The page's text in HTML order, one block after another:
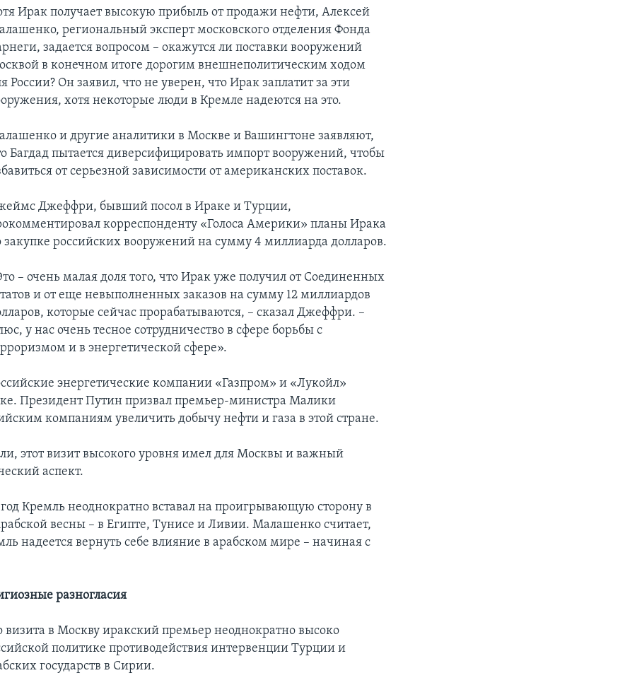
Ирак получает высокую прибыль от продажи нефти, Алексей
региональный эксперт московского отделения Фонда
задается вопросом – окажутся ли поставки вооружений
в конечном итоге дорогим внешнеполитическим ходом
России? Он заявил, что не уверен, что Ирак заплатит за эти
хотя некоторые люди в Кремле надеются на это.
и другие аналитики в Москве и Вашингтоне заявляют,
Багдад пытается диверсифицировать импорт вооружений, чтобы
от серьезной зависимости от американских поставок.
Джеффри, бывший посол в Ираке и Турции,
корреспонденту «Голоса Америки» планы Ирака
закупке российских вооружений на сумму 4 миллиарда долларов.
– очень малая доля того, что Ирак уже получил от Соединенных
и от еще невыполненных заказов на сумму 12 миллиардов
которые сейчас прорабатываются, – сказал Джеффри. –
у нас очень тесное сотрудничество в сфере борьбы с
и в энергетической сфере».
энергетические компании «Газпром» и «Лукойл»
Президент Путин призвал премьер-министра Малики
компаниям увеличить добычу нефти и газа в этой стране.
этот визит высокого уровня имел для Москвы и важный
аспект.
Кремль неоднократно вставал на проигрывающую сторону в
весны – в Египте, Тунисе и Ливии. Малашенко считает,
надеется вернуть себе влияние в арабском мире – начиная с
разногласия
визита в Москву иракский премьер неоднократно высоко
политике противодействия интервенции Турции и
государств в Сирии.